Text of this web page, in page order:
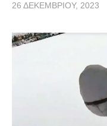
26 ΔΕΚΕΜΒΡΊΟΥ, 2023